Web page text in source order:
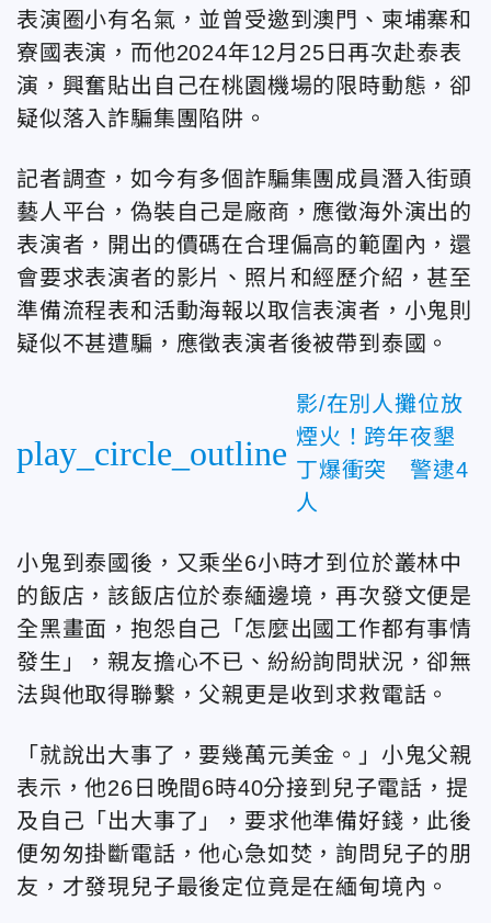
表演圈小有名氣，並曾受邀到澳門、柬埔寨和
寮國表演，而他2024年12月25日再次赴泰表
演，興奮貼出自己在桃園機場的限時動態，卻
疑似落入詐騙集團陷阱。
記者調查，如今有多個詐騙集團成員潛入街頭
藝人平台，偽裝自己是廠商，應徵海外演出的
表演者，開出的價碼在合理偏高的範圍內，還
會要求表演者的影片、照片和經歷介紹，甚至
準備流程表和活動海報以取信表演者，小鬼則
疑似不甚遭騙，應徵表演者後被帶到泰國。
play_circle_outline
影/在別人攤位放
煙火！跨年夜墾
丁爆衝突 警逮4
人
小鬼到泰國後，又乘坐6小時才到位於叢林中
的飯店，該飯店位於泰緬邊境，再次發文便是
全黑畫面，抱怨自己「怎麼出國工作都有事情
發生」，親友擔心不已、紛紛詢問狀況，卻無
法與他取得聯繫，父親更是收到求救電話。
「就說出大事了，要幾萬元美金。」小鬼父親
表示，他26日晚間6時40分接到兒子電話，提
及自己「出大事了」，要求他準備好錢，此後
便匆匆掛斷電話，他心急如焚，詢問兒子的朋
友，才發現兒子最後定位竟是在緬甸境內。